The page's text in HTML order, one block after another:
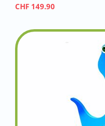
CHF 149.90